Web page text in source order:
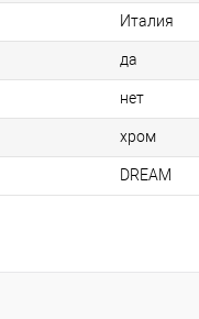
Италия
да
нет
хром
DREAM